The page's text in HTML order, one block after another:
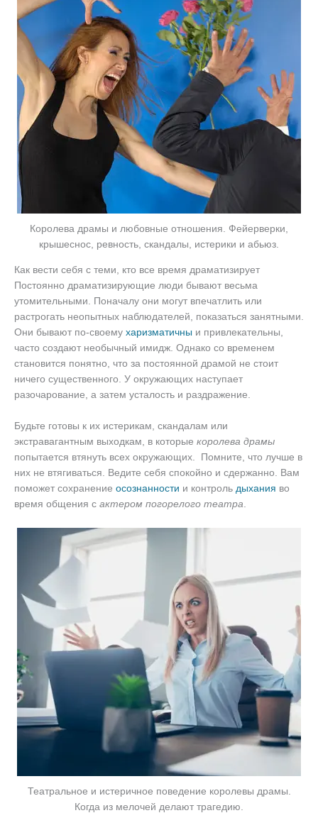
Королева драмы и любовные отношения. Фейерверки,
крышеснос, ревность, скандалы, истерики и абьюз.
Как вести себя с теми, кто все время драматизирует
Постоянно драматизирующие люди бывают весьма
утомительными. Поначалу они могут впечатлить или
растрогать неопытных наблюдателей, показаться занятными.
Они бывают по-своему харизматичны и привлекательны,
часто создают необычный имидж. Однако со временем
становится понятно, что за постоянной драмой не стоит
ничего существенного. У окружающих наступает
разочарование, а затем усталость и раздражение.
Будьте готовы к их истерикам, скандалам или
экстравагантным выходкам, в которые королева драмы
попытается втянуть всех окружающих. Помните, что лучше в
них не втягиваться. Ведите себя спокойно и сдержанно. Вам
поможет сохранение осознанности и контроль дыхания во
время общения с актером погорелого театра
Театральное и истеричное поведение королевы драмы.
Когда из мелочей делают трагедию.